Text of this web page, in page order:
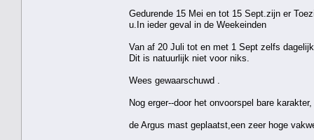
Gedurende 15 Mei en tot 15 Sept.zijn er
u.In ieder geval in de Weekeinden
Van af 20 Juli tot en met 1 Sept zelfs
Dit is natuurlijk niet voor niks.
Wees gewaarschuwd .
Nog erger--door het onvoorspel bare
de Argus mast geplaatst,een zeer hoge